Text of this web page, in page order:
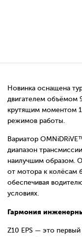
Новинка оснащена
двигателем объёмом
крутящим моментом
режимов работы.
Вариатор
диапазон
наилучшим образом.
от мотора к колёсам
обеспечивая
условиях.
Гармония
Z10 EPS — это